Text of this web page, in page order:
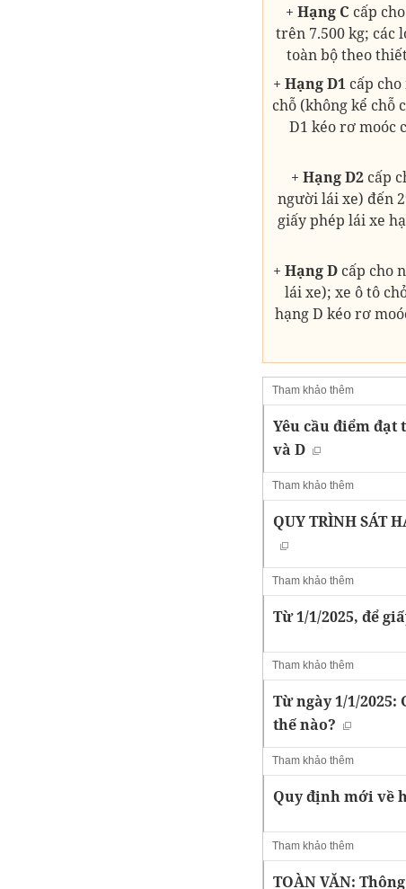
+ Hạng C cấp
trên 7.500 kg; các
toàn bộ theo
+ Hạng D1 cấp
chỗ (không kể chỗ
D1 kéo rơ moóc
+ Hạng D2cấp
người lái xe) đến
giấy phép lái xe
+ Hạng Dcấp cho
lái xe); xe ô tô
hạng D kéo rơ
Tham khảo thêm
Yêu cầu điểm đạt
và D
Tham khảo thêm
QUY TRÌNH SÁT
Tham khảo thêm
Từ 1/1/2025, để
Tham khảo thêm
Từ ngày 1/1/
thế nào?
Tham khảo thêm
Quy định mới về
Tham khảo thêm
TOÀN VĂN: